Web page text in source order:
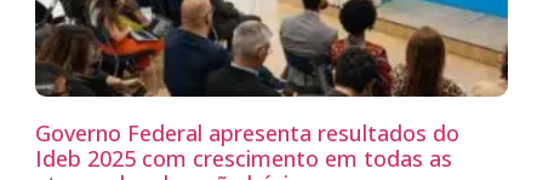
Governo Federal apresenta resultados do
Ideb 2025 com crescimento em todas as